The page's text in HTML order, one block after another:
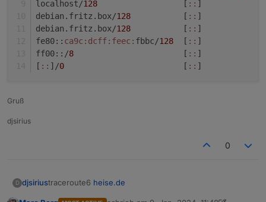
localhost/128
                  [
: : ]
debian.fritz.box/128
           [
: : ]
debian.fritz.box/128
           [
: : ]
fe80:: ca9c: dcff: feec: fbbc/128
  [
: : ]
ff00::/8
                       [
: : ]
[ : : ]/0
                         [
: : ]
Gruß
djsirius
0
D djsiriustraceroute6 heise.de